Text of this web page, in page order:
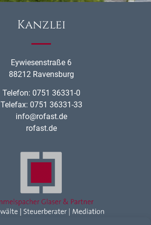
Kanzlei
Eywiesenstraße 6
88212 Ravensburg
Telefon: 0751 36331-0
Telefax: 0751 36331-33
info@rofast.de
rofast.de